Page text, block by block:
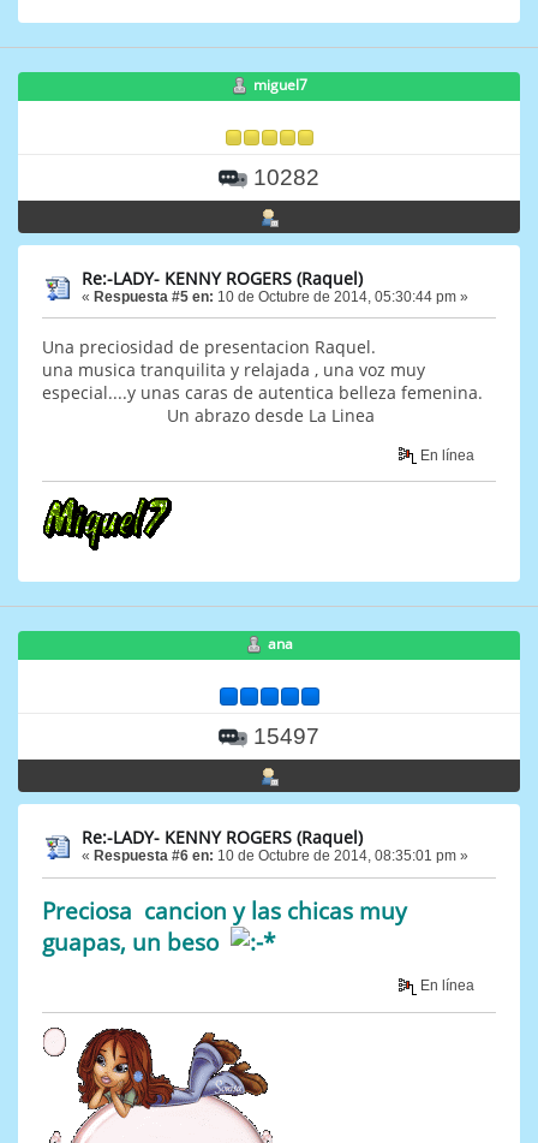
miguel7
10282
Re:-LADY- KENNY ROGERS (Raquel)
« Respuesta #5 en: 10 de Octubre de 2014, 05:30:44 pm »
Una preciosidad de presentacion Raquel.
una musica tranquilita y relajada , una voz muy
especial....y unas caras de autentica belleza femenina.
Un abrazo desde La Linea
En línea
ana
15497
Re:-LADY- KENNY ROGERS (Raquel)
« Respuesta #6 en: 10 de Octubre de 2014, 08:35:01 pm »
Preciosa cancion y las chicas muy
guapas, un beso
En línea